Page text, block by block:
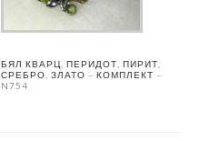
БЯЛ КВАРЦ, ПЕРИДОТ, ПИРИТ,
СРЕБРО, ЗЛАТО – КОМПЛЕКТ –
N754